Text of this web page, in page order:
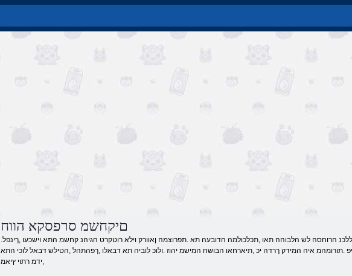
םיקחשמ סרפסקא הווח
.םיכילהתה לכב טולשל םיבייח םימזי ,חילצי קסעהש ידכ .תובוחה תמישרב םג ללכנ הרוחסה לש הלבוהה תאו ,תכלכולמה הדובעה תא .תפרוצמה ןאוורק וילא רוטקרט הגיהנ קחשמ התא וישכעו ,ךינפל
איה המידק ךרדה יכ ,תיארחאו הבושח המישמ יהוז .ולוכ לוביה תא דבאלו ,ךפהתהל ,הטילש דבאל לוכי התא
,ידמ רתוי ץיאמ